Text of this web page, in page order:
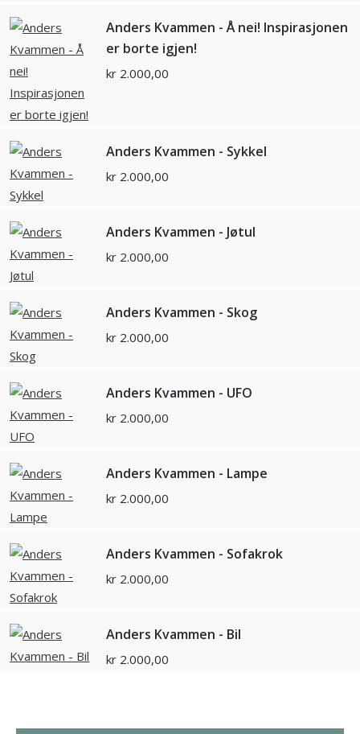
Anders Kvammen - Å nei! Inspirasjonen
er borte igjen!
kr 2.000,00
Anders Kvammen - Sykkel
kr 2.000,00
Anders Kvammen - Jøtul
kr 2.000,00
Anders Kvammen - Skog
kr 2.000,00
Anders Kvammen - UFO
kr 2.000,00
Anders Kvammen - Lampe
kr 2.000,00
Anders Kvammen - Sofakrok
kr 2.000,00
Anders Kvammen - Bil
kr 2.000,00